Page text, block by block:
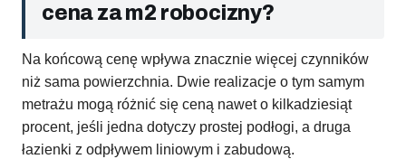
cena za m2 robocizny?
Na końcową cenę wpływa znacznie więcej czynników
niż sama powierzchnia. Dwie realizacje o tym samym
metrażu mogą różnić się ceną nawet o kilkadziesiąt
procent, jeśli jedna dotyczy prostej podłogi, a druga
łazienki z odpływem liniowym i zabudową.